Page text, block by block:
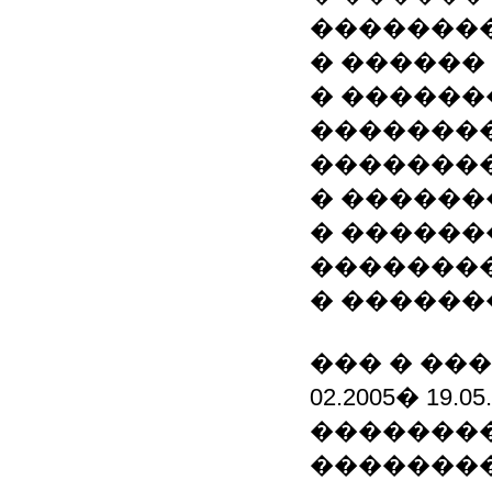
�
�
�
�
�
��� �
02.2005�